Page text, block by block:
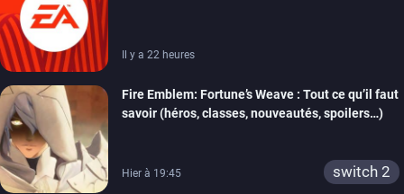
Il y a 22 heures
Fire Emblem: Fortune’s Weave : Tout ce qu’il faut
savoir (héros, classes, nouveautés, spoilers…)
Hier à 19:45 switch 2